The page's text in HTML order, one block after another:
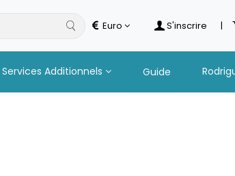
Euro S'inscrire |
Services Additionnels Guide